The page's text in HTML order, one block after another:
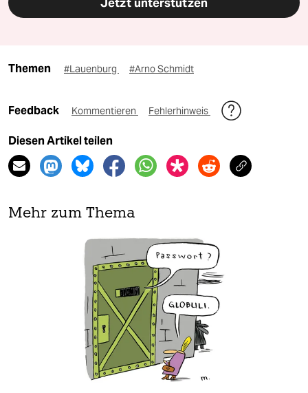
Themen #Lauenburg #Arno Schmidt
Feedback Kommentieren Fehlerhinweis
Diesen Artikel teilen
Mehr zum Thema